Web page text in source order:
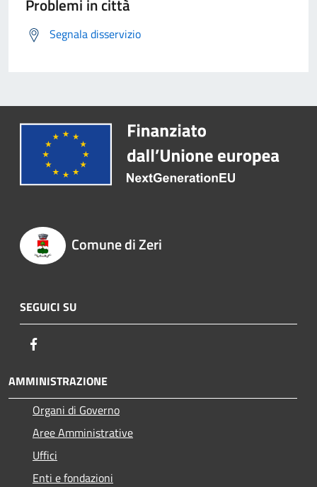
Problemi in città
Segnala disservizio
Comune di Zeri
SEGUICI SU
AMMINISTRAZIONE
Organi di Governo
Aree Amministrative
Uffici
Enti e fondazioni